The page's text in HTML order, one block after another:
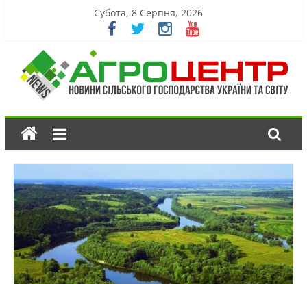
Субота, 8 Серпня, 2026